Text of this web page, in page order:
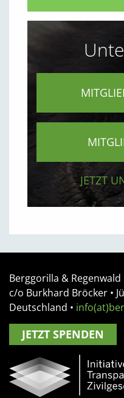
JETZT
Berggorilla &
c/o Burkhard Bröcker •
Deutschland •
JETZT SPENDEN